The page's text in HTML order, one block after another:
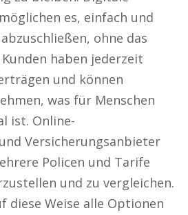
es, einfach und
ohne das
haben jederzeit
und können
was für Menschen
ist. Online-
Versicherungsanbieter
Policen und Tarife
und zu vergleichen.
diese Weise alle Optionen